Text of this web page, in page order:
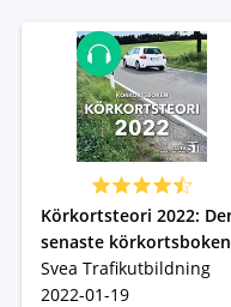
Körkortsteori 2022:
senaste körkortsboken
Svea Trafikutbildning
2022-01-19